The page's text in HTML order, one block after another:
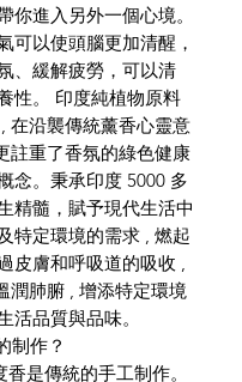
你進入另外一個心境。
可以使頭腦更加清醒，
、緩解疲勞，可以清
性。 印度純植物原料
在沿襲傳統薰香心靈意
註重了香氛的綠色健康
念。秉承印度 5000 多
精髓，賦予現代生活中
特定環境的需求 , 燃起
皮膚和呼吸道的吸收 ,
潤肺腑 , 增添特定環境
活品質與品味。
制作？
是傳統的手工制作。